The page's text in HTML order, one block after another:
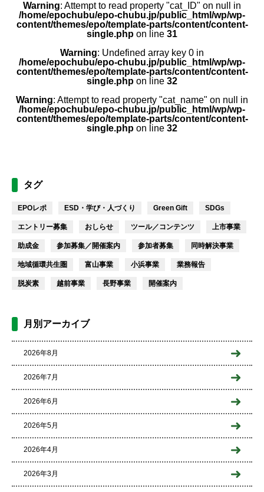
Warning: Attempt to read property "cat_ID" on null in
/home/epochubu/epo-chubu.jp/public_html/wp/wp-
content/themes/epo/template-parts/content/content-
single.php on line 31
Warning: Undefined array key 0 in
/home/epochubu/epo-chubu.jp/public_html/wp/wp-
content/themes/epo/template-parts/content/content-
single.php on line 32
Warning: Attempt to read property "cat_name" on null in
/home/epochubu/epo-chubu.jp/public_html/wp/wp-
content/themes/epo/template-parts/content/content-
single.php on line 32
タグ
EPOレポ ESD・学び・人づくり Green Gift SDGs
エントリー募集 おしらせ ツール／コンテンツ 上市事業
助成金 参加募集／開催案内 参加者募集 同時解決事業
地域循環共生圏 富山事業 小浜事業 業務報告
脱炭素 越前事業 長野事業 開催案内
月別アーカイブ
2026年8月
2026年7月
2026年6月
2026年5月
2026年4月
2026年3月